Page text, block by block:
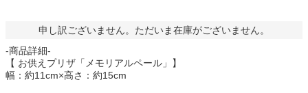
申し訳ございません。ただいま在庫がございません。
-商品詳細-
【 お供えプリザ「メモリアルペール」】
幅：約11cm×高さ：約15cm